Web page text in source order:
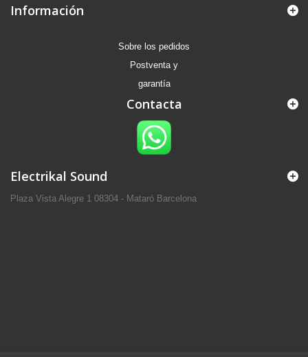
Información
Sobre los pedidos
Postventa y
garantía
Contacta
Electrikal Sound
Plaza Vista Alegre 1 08304 - Mataró Barcelona